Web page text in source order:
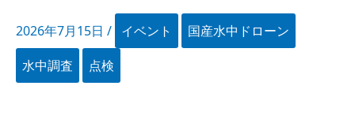
2026年7月15日 / イベント
国産水中ドローン
水中調査
点検